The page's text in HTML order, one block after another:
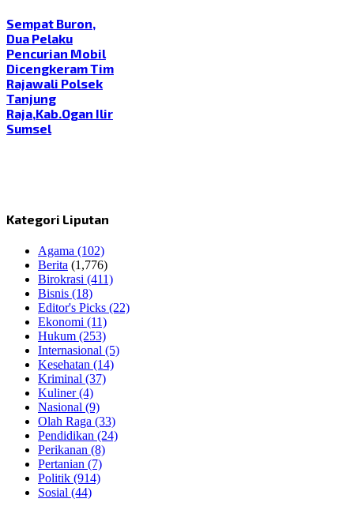
Sempat Buron,
Dua Pelaku
Pencurian Mobil
Dicengkeram Tim
Rajawali Polsek
Tanjung
Raja,Kab.Ogan Ilir
Sumsel
Kategori Liputan
Agama (102)
Berita (1,776)
Birokrasi (411)
Bisnis (18)
Editor's Picks (22)
Ekonomi (11)
Hukum (253)
Internasional (5)
Kesehatan (14)
Kriminal (37)
Kuliner(4)
Nasional (9)
Olah Raga (33)
Pendidikan (24)
Perikanan (8)
Pertanian (7)
Politik (914)
Sosial (44)